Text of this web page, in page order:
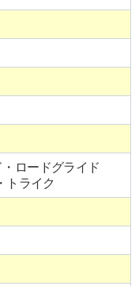
ロードグライド
トライク